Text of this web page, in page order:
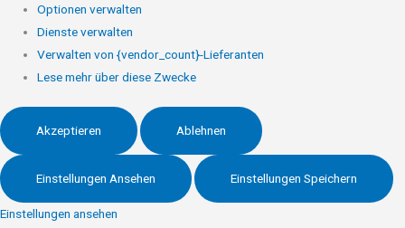
Optionen verwalten
Dienste verwalten
Verwalten von {vendor_count}-Lieferanten
Lese mehr über diese Zwecke
Akzeptieren Ablehnen
Einstellungen Ansehen Einstellungen Speichern
Einstellungen ansehen